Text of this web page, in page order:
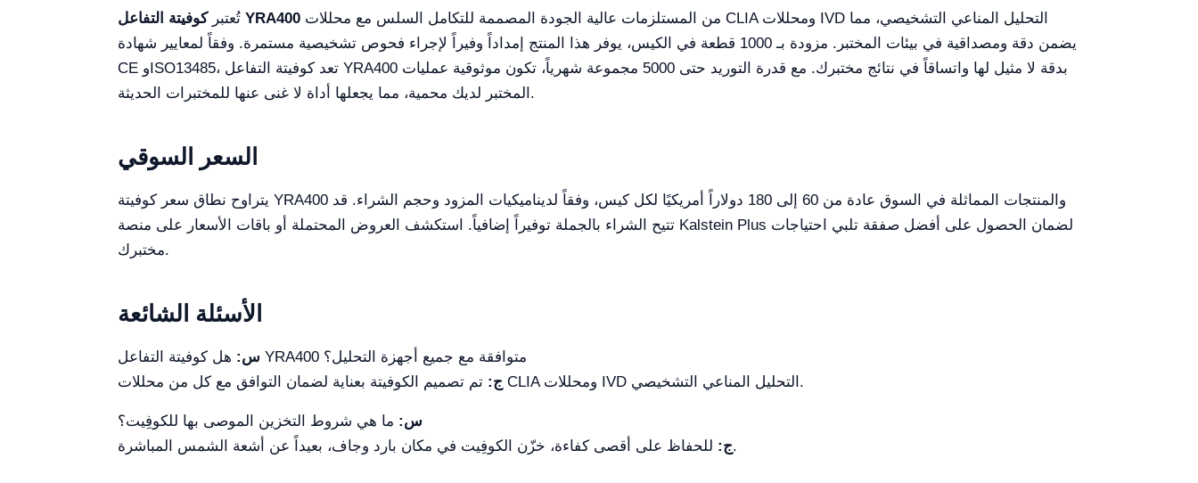
تُعتبر كوفيتة التفاعل YRA400
يضمن دقة ومصداقية في بيئات المختبر. مزودة بـ 1000 قطعة في الكيس، يوفر هذا المنتج إمداداً وفيراً لإجراء فحوص تشخيصية مستمرة. وفقاً لمعايير شهادة
CE وISO13485، تعد كوفيتة التفاعل YRA400 بدقة لا مثيل لها واتساقاً في نتائج مختبرك. مع قدرة التوريد حتى 5000 مجموعة شهرياً، تكون موثوقية عمليات
المختبر لديك محمية، مما يجعلها أداة لا غنى عنها للمختبرات الحديثة.
السعر السوقي
يتراوح نطاق سعر كوفيتة YRA400 والمنتجات المماثلة في السوق عادة من 60 إلى 180 دولاراً أمريكيًا لكل كيس، وفقاً لديناميكيات المزود وحجم الشراء. قد
تتيح الشراء بالجملة توفيراً إضافياً. استكشف العروض المحتملة أو باقات الأسعار على منصة Kalstein Plus لضمان الحصول على أفضل صفقة تلبي احتياجات
مختبرك.
الأسئلة الشائعة
س:
هل كوفيتة التفاعل YRA400 متوافقة مع جميع أجهزة التحليل؟
ج:
تم تصميم الكوفيتة بعناية لضمان التوافق مع كل من محللات CLIA ومحللات IVD التحليل المناعي التشخيصي.
س: ما هي شروط التخزين الموصى بها للكوفِيت؟
ج:للحفاظ على أقصى كفاءة، خزّن الكوفِيت في مكان بارد وجاف، بعيداً عن أشعة الشمس المباشرة.